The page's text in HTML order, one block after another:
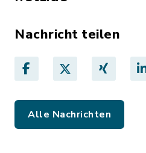
Nachricht teilen
Alle Nachrichten